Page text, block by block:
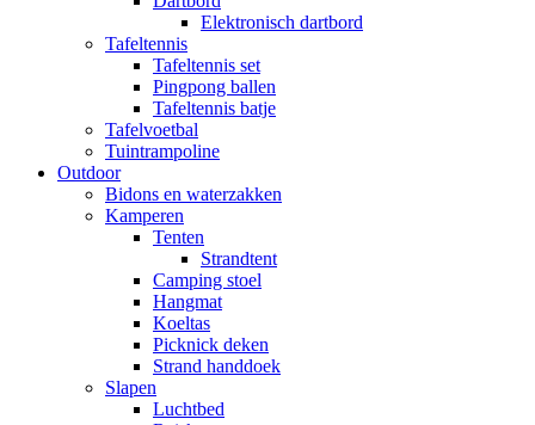
Elektronisch dartbord
Tafeltennis
Tafeltennis set
Pingpong ballen
Tafeltennis batje
Tafelvoetbal
Tuintrampoline
Outdoor
Bidons en waterzakken
Kamperen
Tenten
Strandtent
Camping stoel
Hangmat
Koeltas
Picknick deken
Strand handdoek
Slapen
Luchtbed